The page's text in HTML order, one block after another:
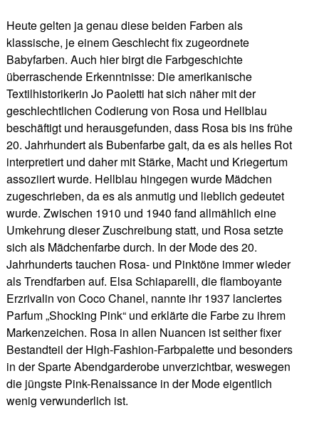
Heute gelten ja genau diese beiden Farben als
klassische, je einem Geschlecht fix zugeordnete
Babyfarben. Auch hier birgt die Farbgeschichte
überraschende Erkenntnisse: Die amerikanische
Textilhistorikerin Jo Paoletti hat sich näher mit der
geschlechtlichen Codierung von Rosa und Hellblau
beschäftigt und herausgefunden, dass Rosa bis ins frühe
20. Jahrhundert als Bubenfarbe galt, da es als helles Rot
interpretiert und daher mit Stärke, Macht und Kriegertum
assoziiert wurde. Hellblau hingegen wurde Mädchen
zugeschrieben, da es als anmutig und lieblich gedeutet
wurde. Zwischen 1910 und 1940 fand allmählich eine
Umkehrung dieser Zuschreibung statt, und Rosa setzte
sich als Mädchenfarbe durch. In der Mode des 20.
Jahrhunderts tauchen Rosa- und Pinktöne immer wieder
als Trendfarben auf. Elsa Schiaparelli, die flamboyante
Erzrivalin von Coco Chanel, nannte ihr 1937 lanciertes
Parfum „Shocking Pink“ und erklärte die Farbe zu ihrem
Markenzeichen. Rosa in allen Nuancen ist seither fixer
Bestandteil der High-Fashion-Farbpalette und besonders
in der Sparte Abendgarderobe unverzichtbar, weswegen
die jüngste Pink-Renaissance in der Mode eigentlich
wenig verwunderlich ist.